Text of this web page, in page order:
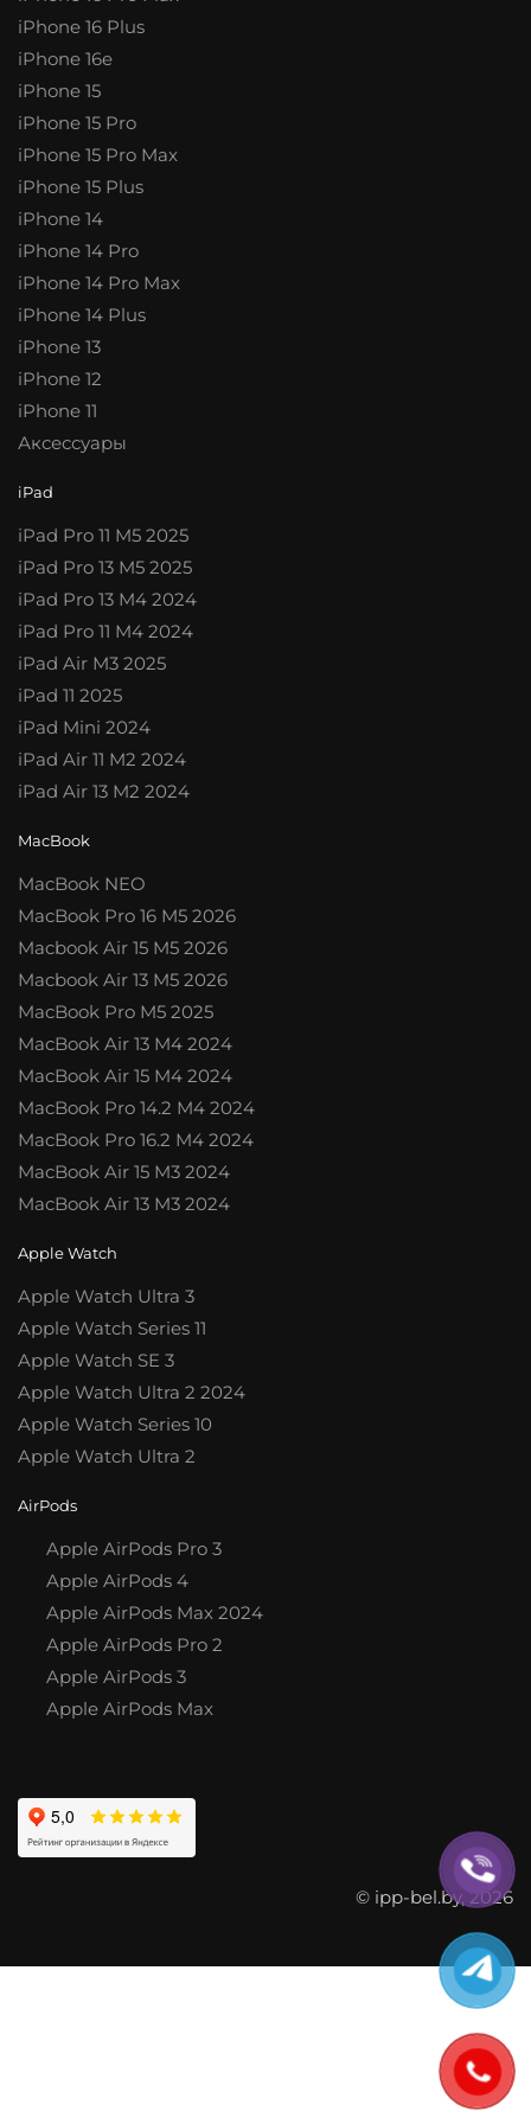
iPhone 16 Plus
iPhone 16e
iPhone 15
iPhone 15 Pro
iPhone 15 Pro Max
iPhone 15 Plus
iPhone 14
iPhone 14 Pro
iPhone 14 Pro Max
iPhone 14 Plus
iPhone 13
iPhone 12
iPhone 11
Аксессуары
iPad
iPad Pro 11 M5 2025
iPad Pro 13 M5 2025
iPad Pro 13 M4 2024
iPad Pro 11 M4 2024
iPad Air M3 2025
iPad 11 2025
iPad Mini 2024
iPad Air 11 M2 2024
iPad Air 13 M2 2024
MacBook
MacBook NEO
MacBook Pro 16 M5 2026
Macbook Air 15 M5 2026
Macbook Air 13 M5 2026
MacBook Pro M5 2025
MacBook Air 13 M4 2024
MacBook Air 15 M4 2024
MacBook Pro 14.2 M4 2024
MacBook Pro 16.2 M4 2024
MacBook Air 15 M3 2024
MacBook Air 13 M3 2024
Apple Watch
Apple Watch Ultra 3
Apple Watch Series 11
Apple Watch SE 3
Apple Watch Ultra 2 2024
Apple Watch Series 10
Apple Watch Ultra 2
AirPods
Apple AirPods Pro 3
Apple AirPods 4
Apple AirPods Max 2024
Apple AirPods Pro 2
Apple AirPods 3
Apple AirPods Max
© ipp-bel.by, 2026